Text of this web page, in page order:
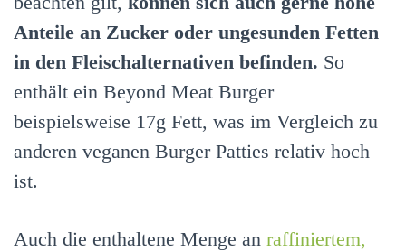
Anteile an Zucker oder ungesunden Fetten
in den Fleischalternativen befinden. So
enthält ein Beyond Meat Burger
beispielsweise 17g Fett, was im Vergleich zu
anderen veganen Burger Patties relativ hoch
ist.
Auch die enthaltene Menge an raffiniertem,